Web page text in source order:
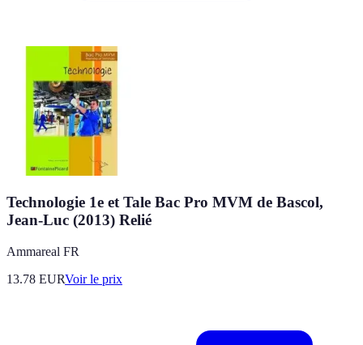
Technologie 1e et Tale Bac Pro MVM de Bascol,
Jean-Luc (2013) Relié
Ammareal FR
13.78 EURVoir le prix